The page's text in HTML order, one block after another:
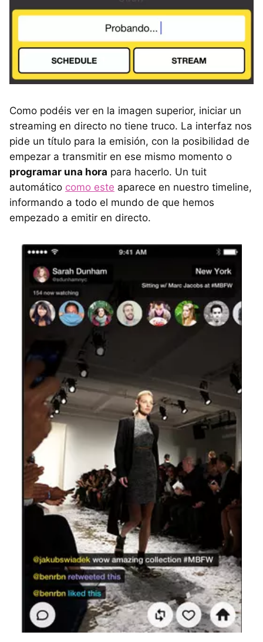
Como podéis ver en la imagen superior, iniciar un
streaming en directo no tiene truco. La interfaz nos
pide un título para la emisión, con la posibilidad de
empezar a transmitir en ese mismo momento o
programar una hora para hacerlo. Un tuit
automático como este aparece en nuestro timeline,
informando a todo el mundo de que hemos
empezado a emitir en directo.